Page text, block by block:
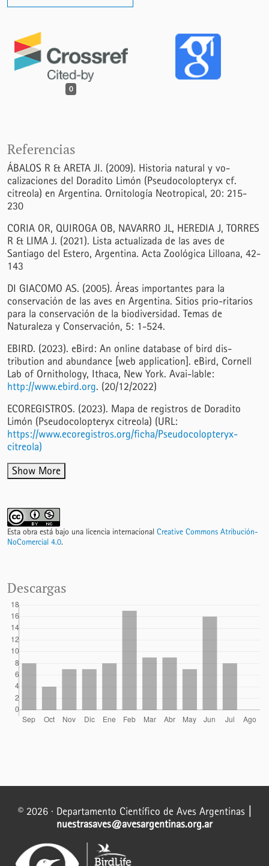
0
Referencias
ÁBALOS R & ARETA JI. (2009). Historia natural y vo-
calizaciones del Doradito Limón (Pseudocolopteryx cf.
citreola) en Argentina. Ornitología Neotropical, 20: 215-
230
CORIA OR, QUIROGA OB, NAVARRO JL, HEREDIA J, TORRES
R & LIMA J. (2021). Lista actualizada de las aves de
Santiago del Estero, Argentina. Acta Zoológica Lilloana, 42-
143
DI GIACOMO AS. (2005). Áreas importantes para la
conservación de las aves en Argentina. Sitios prio-ritarios
para la conservación de la biodiversidad. Temas de
Naturaleza y Conservación, 5: 1-524.
EBIRD. (2023). eBird: An online database of bird dis-
tribution and abundance [web application]. eBird, Cornell
Lab of Ornithology, Ithaca, New York. Avai-lable:
http://www.ebird.org. (20/12/2022)
ECOREGISTROS. (2023). Mapa de registros de Doradito
Limón (Pseudocolopteryx citreola) (URL:
https://www.ecoregistros.org/ficha/Pseudocolopteryx-
citreola)
Show More
Esta obra está bajo una licencia internacional Creative Commons Atribución-
NoComercial 4.0.
Descargas
© 2026 · Departamento Científico de Aves Argentinas
nuestrasaves@avesargentinas.org.ar